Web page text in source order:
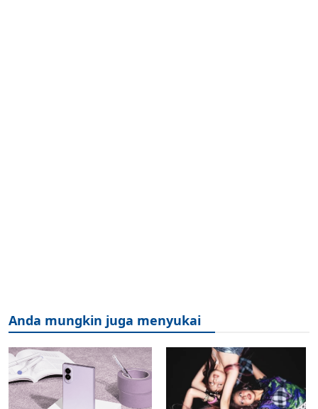
Anda mungkin juga menyukai